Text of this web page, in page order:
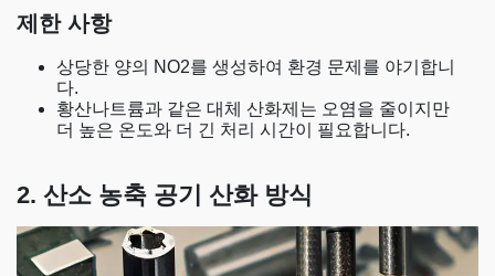
제한 사항
상당한 양의 NO2를 생성하여 환경 문제를 야기합니
다.
황산나트륨과 같은 대체 산화제는 오염을 줄이지만
더 높은 온도와 더 긴 처리 시간이 필요합니다.
2. 산소 농축 공기 산화 방식